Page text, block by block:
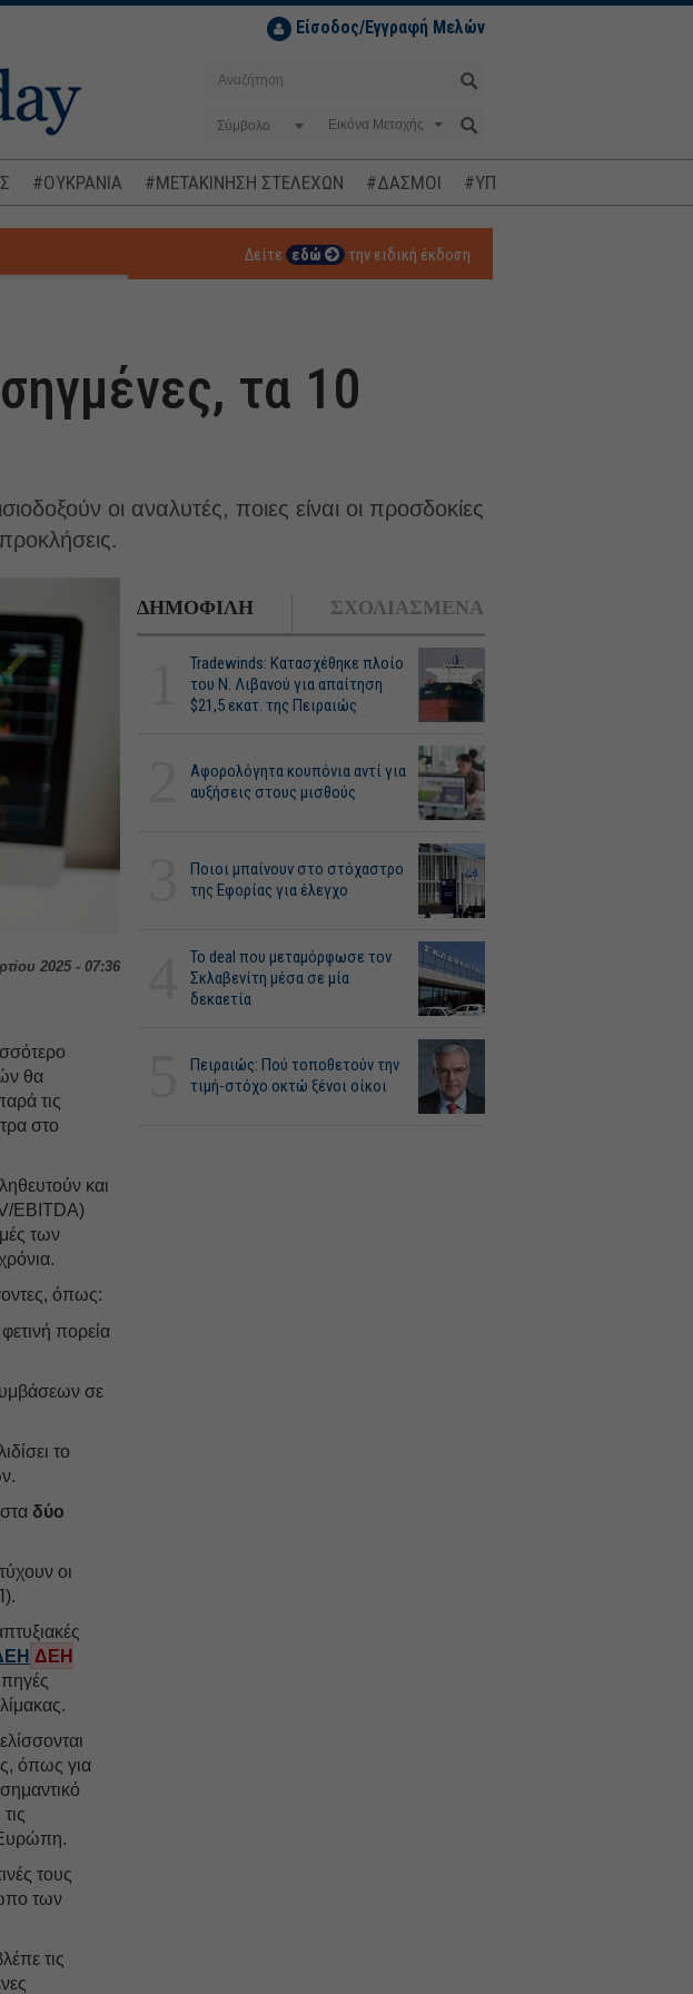
Είσοδος/Εγγραφή Μελών
Σύμβολο
#ΟΥΚΡΑΝΙΑ #ΜΕΤΑΚΙΝΗΣΗ ΣΤΕΛΕΧΩΝ #ΔΑΣΜΟΙ #ΥΠΟΚΛΟΠΕΣ
Δείτε εδώ την ειδική έκδοση
τα 10
οι αναλυτές, ποιες είναι οι προσδοκίες
2025 - 07:36
θα
τις
στο
και
EBITDA)
των
όπως:
πορεία
σε
το
σταδύο
οι
ΔΕΗ
πηγές
όπως για
Ευρώπη.
τους
των
τις
ΔΗΜΟΦΙΛΗ ΣΧΟΛΙΑΣΜΕΝΑ
Tradewinds: Κατασχέθηκε πλοίο
του Ν. Λιβανού για απαίτηση
$21,5 εκατ. της Πειραιώς
Αφορολόγητα κουπόνια αντί για
αυξήσεις στους μισθούς
Ποιοι μπαίνουν στο στόχαστρο
της Εφορίας για έλεγχο
Το deal που μεταμόρφωσε τον
Σκλαβενίτη μέσα σε μία
δεκαετία
Πειραιώς: Πού τοποθετούν την
τιμή-στόχο οκτώ ξένοι οίκοι